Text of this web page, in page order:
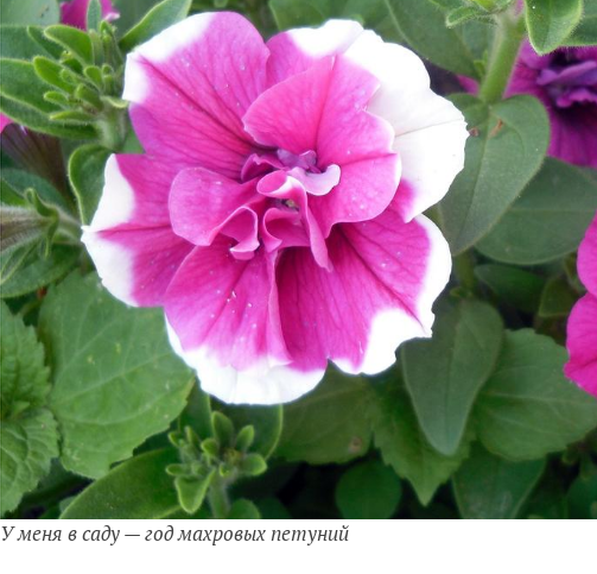
У меня в саду — год махровых петуний